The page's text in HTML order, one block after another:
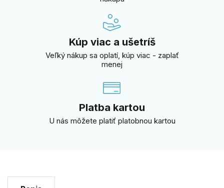
Kúp viac a ušetríš
Veľký nákup sa oplatí, kúp viac - zaplať
menej
Platba kartou
U nás môžete platiť platobnou kartou